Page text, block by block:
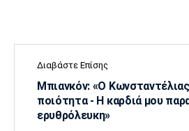
Διαβάστε Επίσης
Μπιανκόν: «Ο
ποιότητα - Η καρδιά μου
ερυθρόλευκη»